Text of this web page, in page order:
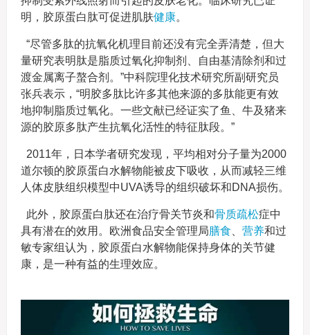
明，胶原蛋白肽可促进肌肤健康。
“尽管多肽的抗氧化机理目前还没有完全弄清楚，但大
量研究表明肽是脂质过氧化抑制剂、自由基清除剂和过
渡金属离子螯合剂。”中科院理化技术研究所副研究员
张兵表示，“明胶多肽比许多其他来源的多肽能更有效
地抑制脂质过氧化。一些文献已经证实了鱼、牛及猪来
源的胶原多肽产生抗氧化活性的特征肽段。”
2011年，日本学者研究发现，平均相对分子量为2000
道尔顿的胶原蛋白水解物能被皮下吸收，从而减轻三维
人体皮肤组织模型中UVA诱导的组织破坏和DNA损伤。
此外，胶原蛋白肽还在治疗骨关节炎和骨质疏松症中
具有潜在的效用。欧洲食品安全管理局膳食 营养和过
敏专家组认为，胶原蛋白水解物能保持身体的关节健
康，是一种有益的生理效应。